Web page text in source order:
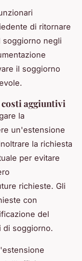
di ritornare
soggiorno negli
il soggiorno
aggiuntivi
la
un'estensione
la richiesta
per evitare
richieste. Gli
con
del
di soggiorno.